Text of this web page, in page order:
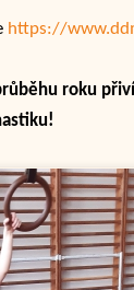
https://
roku